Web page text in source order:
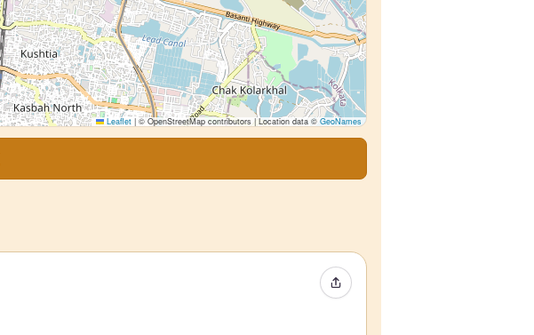
Leaflet | © OpenStreetMap contributors | Location data ©GeoNames
イベントをシェア